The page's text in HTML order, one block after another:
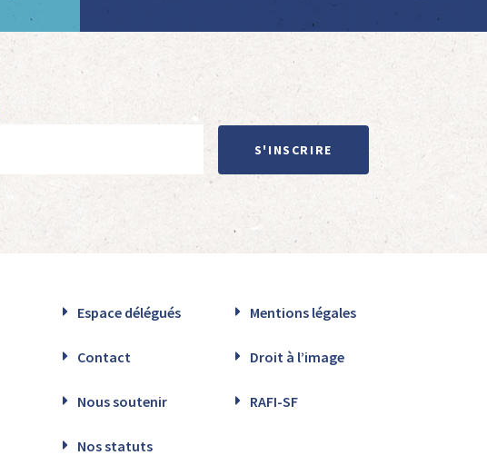
S'INSCRIRE
Espace délégués Mentions légales
Contact Droit à l’image
Nous soutenir RAFI-SF
Nos statuts